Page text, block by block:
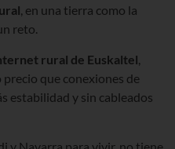
, en una tierra como la
reto.
rural de Euskaltel,
que conexiones de
estabilidad y sin cableados